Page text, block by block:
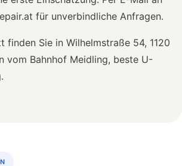
für unverbindliche Anfragen.
finden Sie in Wilhelmstraße 54, 1120
vom Bahnhof Meidling, beste U-